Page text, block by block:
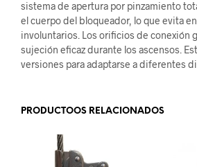
sistema de apertura por pinzamiento
el cuerpo del bloqueador, lo que evita
involuntarios. Los orificios de conexión
sujeción eficaz durante los ascensos.
versiones para adaptarse a diferentes
PRODUCTOOS RELACIONADOS